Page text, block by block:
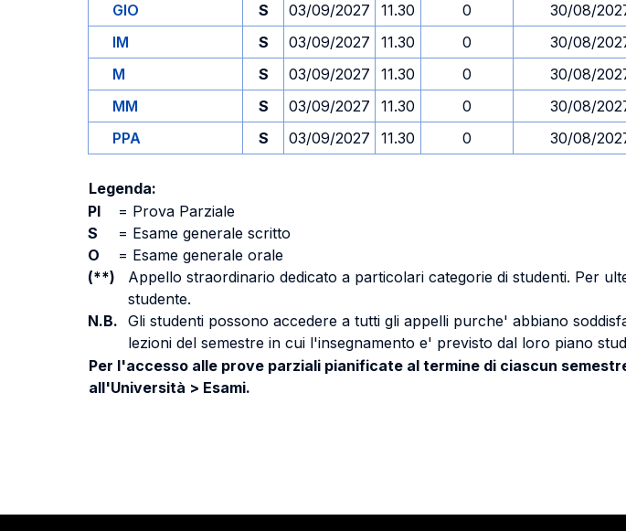
GIO
S 03/09/2027 11.30 0
30/08/
IM
S 03/09/2027 11.30 0
30/08/
M
S 03/09/2027 11.30 0
30/08/
MM
S 03/09/2027 11.30 0
30/08/
PPA
S 03/09/2027 11.30 0 30/08/
Legenda:
PI
= Prova Parziale
S
= Esame generale scritto
O
= Esame generale orale
(**)
Appello straordinario dedicato a particolari categorie di studenti. Per
studente.
N.B. Gli studenti possono accedere a tutti gli appelli purche' abbiano
lezioni del semestre in cui l'insegnamento e' previsto dal loro piano
Per l'accesso alle prove parziali pianificate al termine di ciascun
all'Università > Esami.